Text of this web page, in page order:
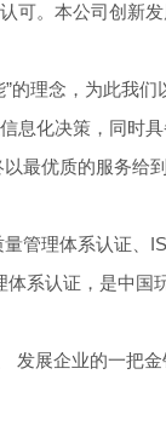
可。本公司创新
理念，为此我们
息化决策，同时
最优质的服务给到
理体系认证、
系认证，是中国
展企业的一把金